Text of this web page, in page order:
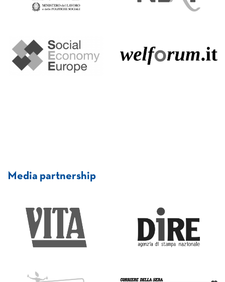
Media partnership